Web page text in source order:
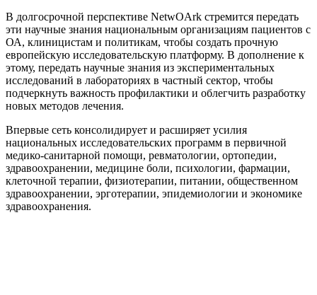
В долгосрочной перспективе NetwOArk стремится передать
эти научные знания национальным организациям пациентов с
ОА, клиницистам и политикам, чтобы создать прочную
европейскую исследовательскую платформу. В дополнение к
этому, передать научные знания из экспериментальных
исследований в лабораториях в частный сектор, чтобы
подчеркнуть важность профилактики и облегчить разработку
новых методов лечения.
Впервые сеть консолидирует и расширяет усилия
национальных исследовательских программ в первичной
медико-санитарной помощи, ревматологии, ортопедии,
здравоохранении, медицине боли, психологии, фармации,
клеточной терапии, физиотерапии, питании, общественном
здравоохранении, эрготерапии, эпидемиологии и экономике
здравоохранения.